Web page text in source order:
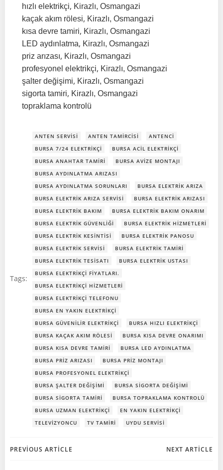
hızlı elektrikçi, Kirazlı, Osmangazi
kaçak akım rölesi, Kirazlı, Osmangazi
kısa devre tamiri, Kirazlı, Osmangazi
LED aydınlatma, Kirazlı, Osmangazi
priz arızası, Kirazlı, Osmangazi
profesyonel elektrikçi, Kirazlı, Osmangazi
şalter değişimi, Kirazlı, Osmangazi
sigorta tamiri, Kirazlı, Osmangazi
topraklama kontrolü
Tags:
ANTEN SERVISI ANTEN TAMIRCISI
ANTENCI
BURSA 7/24 ELEKTRIKÇI
BURSA ACIL ELEKTRIKÇI
BURSA ANAHTAR TAMIRI
BURSA AVIZE MONTAJI
BURSA AYDINLATMA ARIZASI
BURSA AYDINLATMA SORUNLARI
BURSA ELEKTRIK ARIZA
BURSA ELEKTRIK ARIZA SERVISI
BURSA ELEKTRIK ARIZASI
BURSA ELEKTRIK BAKIM
BURSA ELEKTRIK BAKIM ONARIM
BURSA ELEKTRIK GÜVENLIĞI
BURSA ELEKTRIK HIZMETLERI
BURSA ELEKTRIK KESINTISI
BURSA ELEKTRIK PANOSU
BURSA ELEKTRIK SERVISI
BURSA ELEKTRIK TAMIRI
BURSA ELEKTRIK TESISATI
BURSA ELEKTRIK USTASI
BURSA ELEKTRIKÇI FIYATLARI.
BURSA ELEKTRIKÇI HIZMETLERI
BURSA ELEKTRIKÇI TELEFONU
BURSA EN YAKIN ELEKTRIKÇI
BURSA GÜVENILIR ELEKTRIKÇI
BURSA HIZLI ELEKTRIKÇI
BURSA KAÇAK AKIM RÖLESI
BURSA KISA DEVRE ONARIMI
BURSA KISA DEVRE TAMIRI
BURSA LED AYDINLATMA
BURSA PRIZ ARIZASI
BURSA PRIZ MONTAJI
BURSA PROFESYONEL ELEKTRIKÇI
BURSA ŞALTER DEĞIŞIMI
BURSA SIGORTA DEĞIŞIMI
BURSA SIGORTA TAMIRI
BURSA TOPRAKLAMA KONTROLÜ
BURSA UZMAN ELEKTRIKÇI
EN YAKIN ELEKTRIKÇI
TELEVIZYONCU
TV TAMIRI UYDU SERVISI
Post
PREVIOUS ARTICLE NEXT ARTICLE